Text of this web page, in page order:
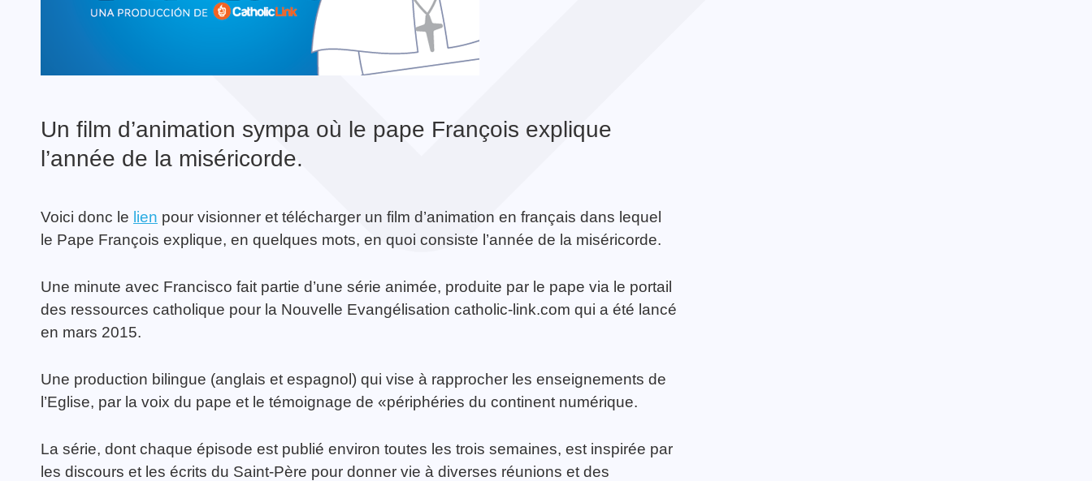
Guerrier·e de la Paix TOUTES LES ACTUALITÉS
Un film d’animation sympa où le pape François explique
l’année de la miséricorde.
Voici donc le lien pour visionner et télécharger un film d’animation en français dans lequel
le Pape François explique, en quelques mots, en quoi consiste l’année de la miséricorde.
Une minute avec Francisco fait partie d’une série animée, produite par le pape via le portail
des ressources catholique pour la Nouvelle Evangélisation catholic-link.com qui a été lancé
en mars 2015.
Une production bilingue (anglais et espagnol) qui vise à rapprocher les enseignements de
l’Eglise, par la voix du pape et le témoignage de «périphéries du continent numérique.
La série, dont chaque épisode est publié environ toutes les trois semaines, est inspirée par
les discours et les écrits du Saint-Père pour donner vie à diverses réunions et des